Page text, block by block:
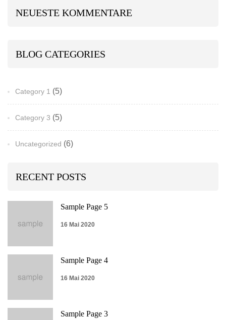
NEUESTE KOMMENTARE
BLOG CATEGORIES
Category 1 (5)
Category 3 (5)
Uncategorized (6)
RECENT POSTS
Sample Page 5
16 Mai 2020
Sample Page 4
16 Mai 2020
Sample Page 3